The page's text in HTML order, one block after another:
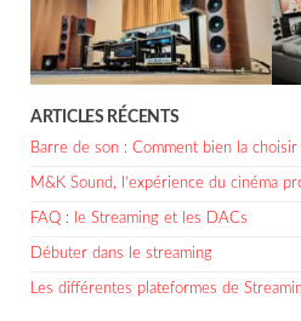
ARTICLES RÉCENTS
Barre de son : Comment bien la choisir
M&K Sound, l’expérience du cinéma
FAQ : le Streaming et les DACs
Débuter dans le streaming
Les différentes plateformes de